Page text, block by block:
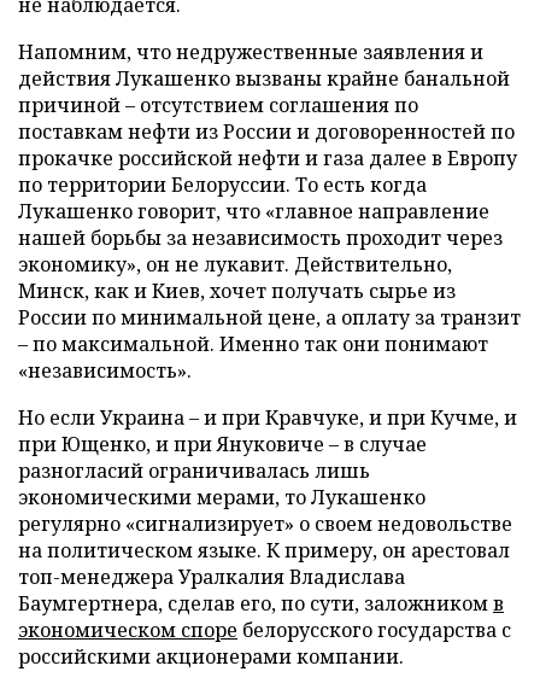
Напомним, что недружественные заявления и
действия Лукашенко вызваны крайне банальной
причиной – отсутствием соглашения по
поставкам нефти из России и договоренностей по
прокачке российской нефти и газа далее в Европу
по территории Белоруссии. То есть когда
Лукашенко говорит, что «главное направление
нашей борьбы за независимость проходит через
экономику», он не лукавит. Действительно,
Минск, как и Киев, хочет получать сырье из
России по минимальной цене, а оплату за транзит
– по максимальной. Именно так они понимают
«независимость».
Но если Украина – и при Кравчуке, и при Кучме, и
при Ющенко, и при Януковиче – в случае
разногласий ограничивалась лишь
экономическими мерами, то Лукашенко
регулярно «сигнализирует» о своем недовольстве
на политическом языке. К примеру, он арестовал
топ-менеджера Уралкалия Владислава
Баумгертнера, сделав его, по сути, заложникомв
экономическом споре белорусского государства с
российскими акционерами компании.